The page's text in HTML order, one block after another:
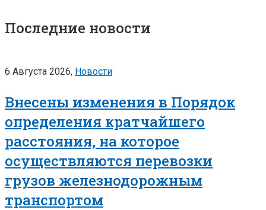
Последние новости
6 Августа 2026, Новости
Внесены изменения в Порядок
определения кратчайшего
расстояния, на которое
осуществляются перевозки
грузов железнодорожным
транспортом